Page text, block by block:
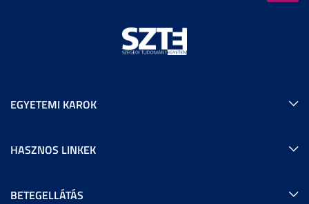
EGYETEMI KAROK
HASZNOS LINKEK
BETEGELLÁTÁS